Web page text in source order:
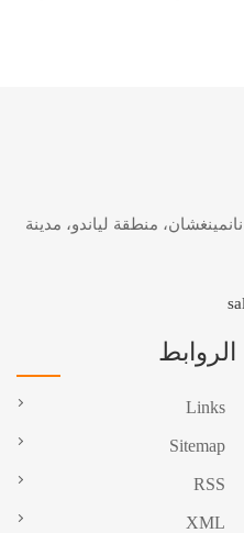
نانمينغشان، منطقة لياندو، مدينة
الروابط
Links
Sitemap
RSS
XML